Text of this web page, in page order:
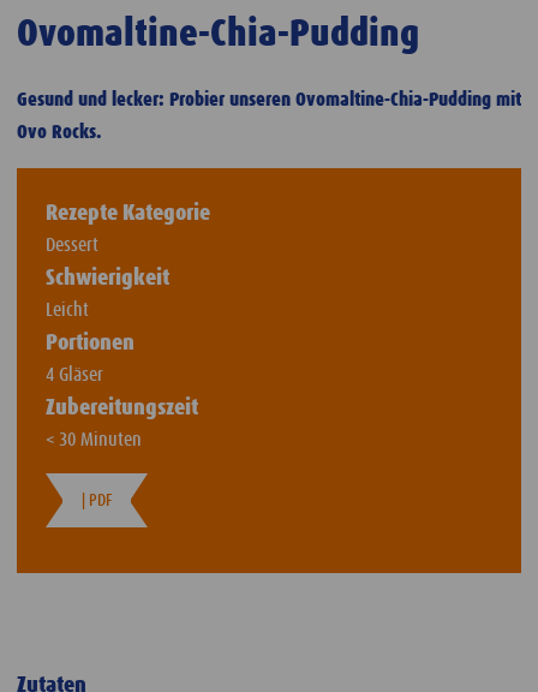
Ovomaltine-Chia-Pudding
Gesund und lecker: Probier unseren Ovomaltine-Chia-Pudding mit
Ovo Rocks.
Rezepte Kategorie
Dessert
Schwierigkeit
Leicht
Portionen
4 Gläser
Zubereitungszeit
< 30 Minuten
| PDF
Zutaten